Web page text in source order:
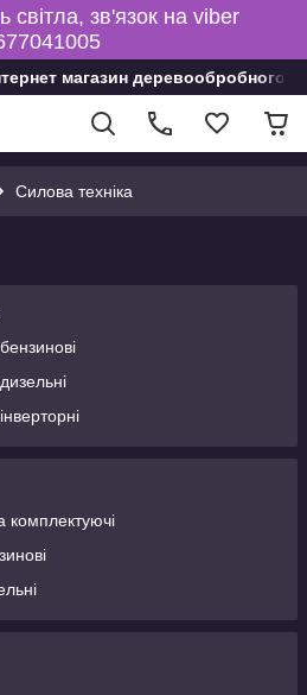
світла, зв'язок на viber
магазин деревообробного
Силова техніка
комплектуючі